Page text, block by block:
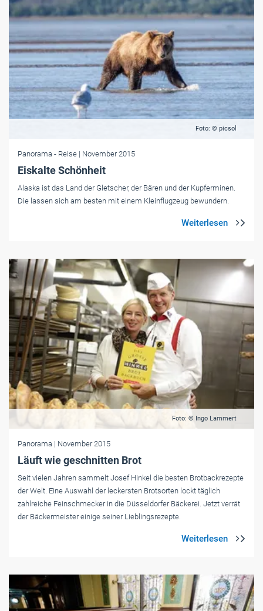
Foto: © picsol
Panorama - Reise | November 2015
Eiskalte Schönheit
Alaska ist das Land der Gletscher, der Bären und der Kupferminen.
Die lassen sich am besten mit einem Kleinflugzeug bewundern.
Foto: © Ingo Lammert
Panorama | November 2015
Läuft wie geschnitten Brot
Seit vielen Jahren sammelt Josef Hinkel die besten Brotbackrezepte
der Welt. Eine Auswahl der leckersten Brotsorten lockt täglich
zahlreiche Feinschmecker in die Düsseldorfer Bäckerei. Jetzt verrät
der Bäckermeister einige seiner Lieblingsrezepte.